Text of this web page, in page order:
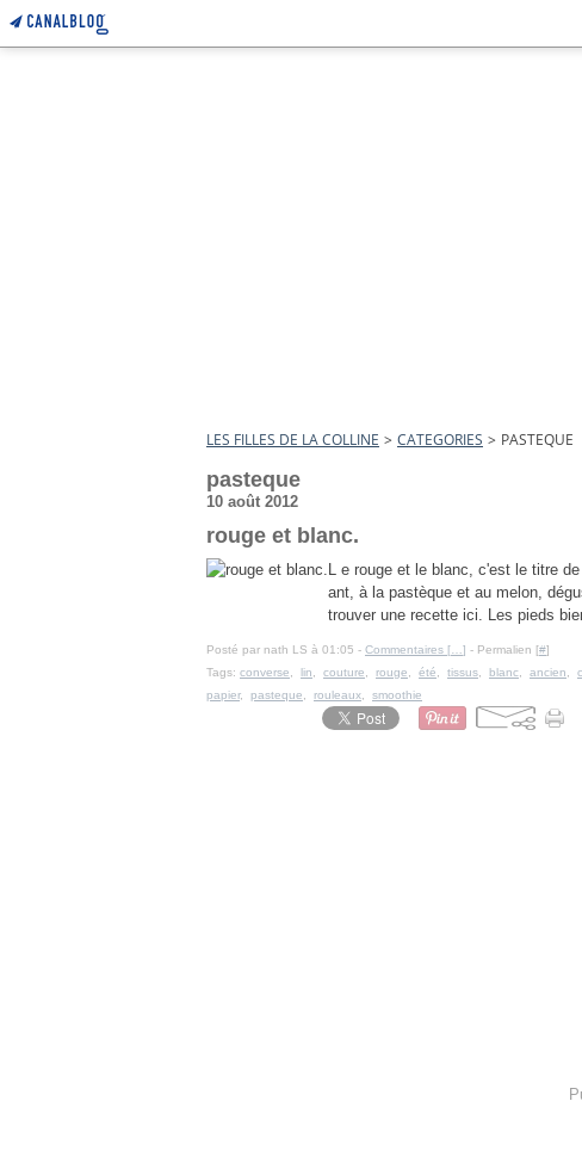
LES FILLES DE LA COLLINE > CATEGORIES > PASTEQUE
pasteque
10 août 2012
rouge et blanc.
L e rouge et le blanc, c'est le titre
ant, à la pastèque et au melon,
trouver une recette ici. Les pieds
Posté par nath LS à 01:05 - Commentaires [ ] - Permalien [#]
Tags: converse lin couture rouge été tissus blanc ancien
papier, pasteque rouleaux smoothie